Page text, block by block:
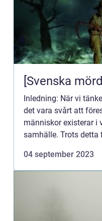
[Svenska
Inledning: När vi
det vara svårt att
människor existerar i
samhälle. Trots
artikel kommer ...
04 september 2023